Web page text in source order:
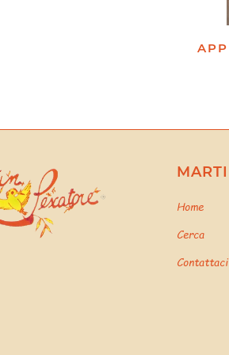
Home
Cerca
Contattaci